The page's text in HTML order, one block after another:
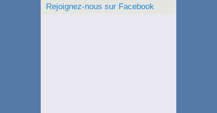
Rejoignez-nous sur Facebook